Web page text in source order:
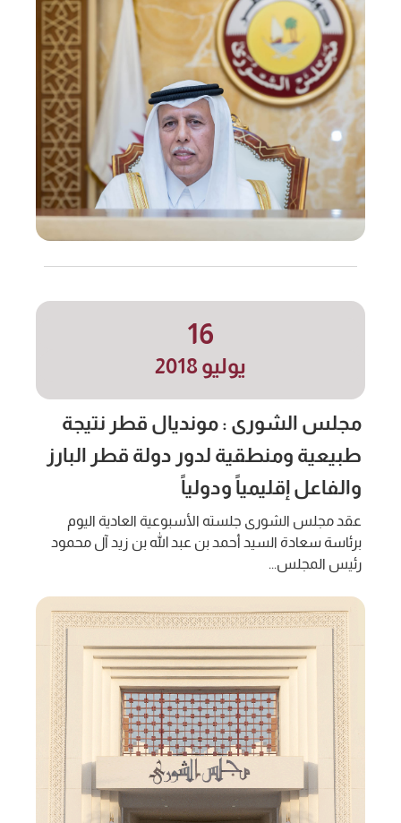
16
يوليو 2018
مجلس الشورى : مونديال قطر نتيجة
طبيعية ومنطقية لدور دولة قطر البارز
والفاعل إقليمياً ودولياً
عقد مجلس الشورى جلسته الأسبوعية العادية اليوم
برئاسة سعادة السيد أحمد بن عبد الله بن زيد آل محمود
رئيس المجلس...